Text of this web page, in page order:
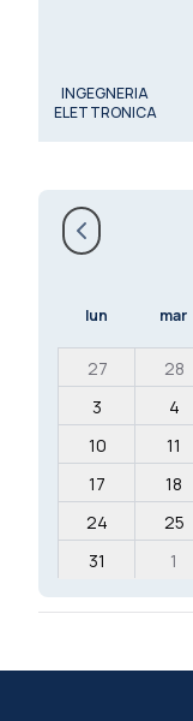
INGEGNERIA
ELETTRONICA
lun mar
27 28
3
4
10
11
17
18
24
25
31
1